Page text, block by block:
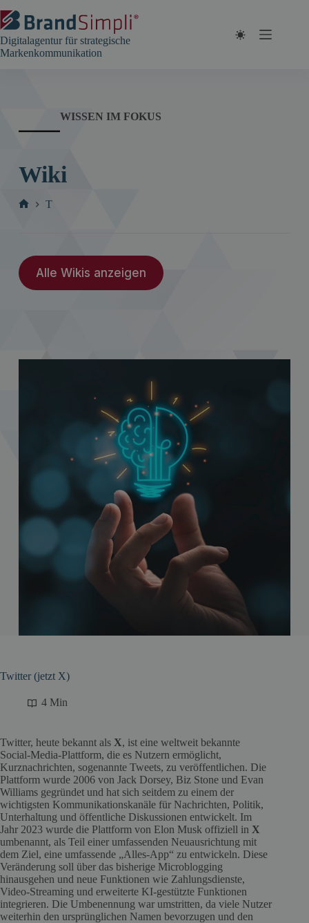
Inhalt
springen
Digitalagentur für strategische
Markenkommunikation
WISSEN IM FOKUS
Wiki
T
Alle Wikis anzeigen
Twitter (jetzt X)
4 Min
Twitter, heute bekannt als X, ist eine weltweit bekannte
Social-Media-Plattform, die es Nutzern ermöglicht,
Kurznachrichten, sogenannte Tweets, zu veröffentlichen. Die
Plattform wurde 2006 von Jack Dorsey, Biz Stone und Evan
Williams gegründet und hat sich seitdem zu einem der
wichtigsten Kommunikationskanäle für Nachrichten, Politik,
Unterhaltung und öffentliche Diskussionen entwickelt. Im
Jahr 2023 wurde die Plattform von Elon Musk offiziell in X
umbenannt, als Teil einer umfassenden Neuausrichtung mit
dem Ziel, eine umfassende „Alles-App“ zu entwickeln. Diese
Veränderung soll über das bisherige Microblogging
hinausgehen und neue Funktionen wie Zahlungsdienste,
Video-Streaming und erweiterte KI-gestützte Funktionen
integrieren. Die Umbenennung war umstritten, da viele Nutzer
weiterhin den ursprünglichen Namen bevorzugen und den